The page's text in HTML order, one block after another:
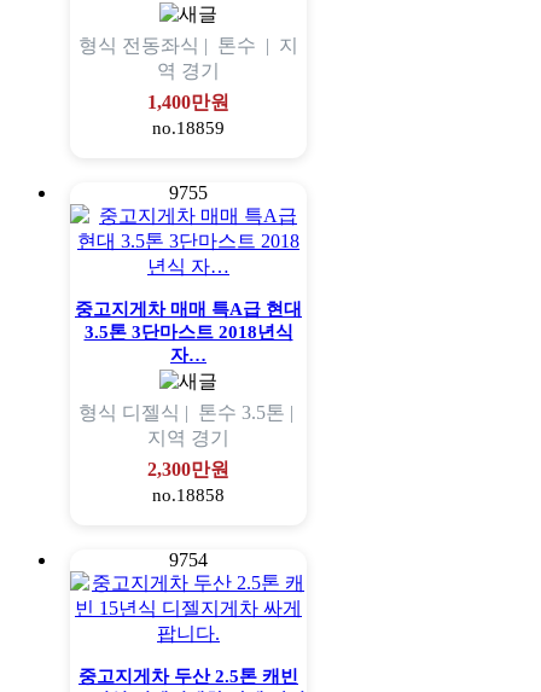
형식 전동좌식 | 톤수 | 지
역 경기
1,400만원
no.18859
9755
중고지게차 매매 특A급 현대
3.5톤 3단마스트 2018년식
자…
형식 디젤식 | 톤수 3.5톤 |
지역 경기
2,300만원
no.18858
9754
중고지게차 두산 2.5톤 캐빈